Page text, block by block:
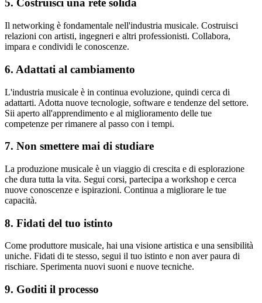
5. Costruisci una rete solida
Il networking è fondamentale nell'industria musicale. Costruisci
relazioni con artisti, ingegneri e altri professionisti. Collabora,
impara e condividi le conoscenze.
6. Adattati al cambiamento
L'industria musicale è in continua evoluzione, quindi cerca di
adattarti. Adotta nuove tecnologie, software e tendenze del settore.
Sii aperto all'apprendimento e al miglioramento delle tue
competenze per rimanere al passo con i tempi.
7. Non smettere mai di studiare
La produzione musicale è un viaggio di crescita e di esplorazione
che dura tutta la vita. Segui corsi, partecipa a workshop e cerca
nuove conoscenze e ispirazioni. Continua a migliorare le tue
capacità.
8. Fidati del tuo istinto
Come produttore musicale, hai una visione artistica e una sensibilità
uniche. Fidati di te stesso, segui il tuo istinto e non aver paura di
rischiare. Sperimenta nuovi suoni e nuove tecniche.
9. Goditi il processo